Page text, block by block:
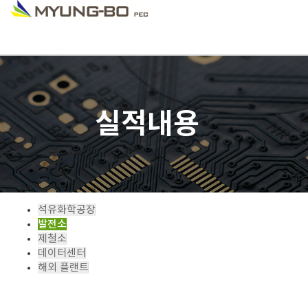
실적내용
석유화학공장
발전소
제철소
데이터센터
해외 플랜트